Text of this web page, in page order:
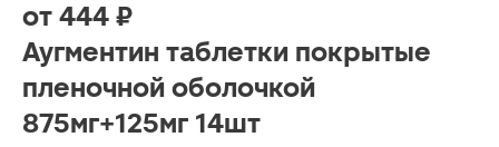
от 444 ₽
Аугментин таблетки покрытые
пленочной оболочкой
875мг+125мг 14шт